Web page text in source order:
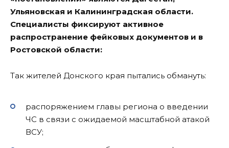
Ульяновская и Калининградская области.
Специалисты фиксируют активное
распространение фейковых документов и в
Ростовской области:
Так жителей Донского края пытались обмануть:
распоряжением главы региона о введении
ЧС в связи с ожидаемой масштабной атакой
ВСУ;